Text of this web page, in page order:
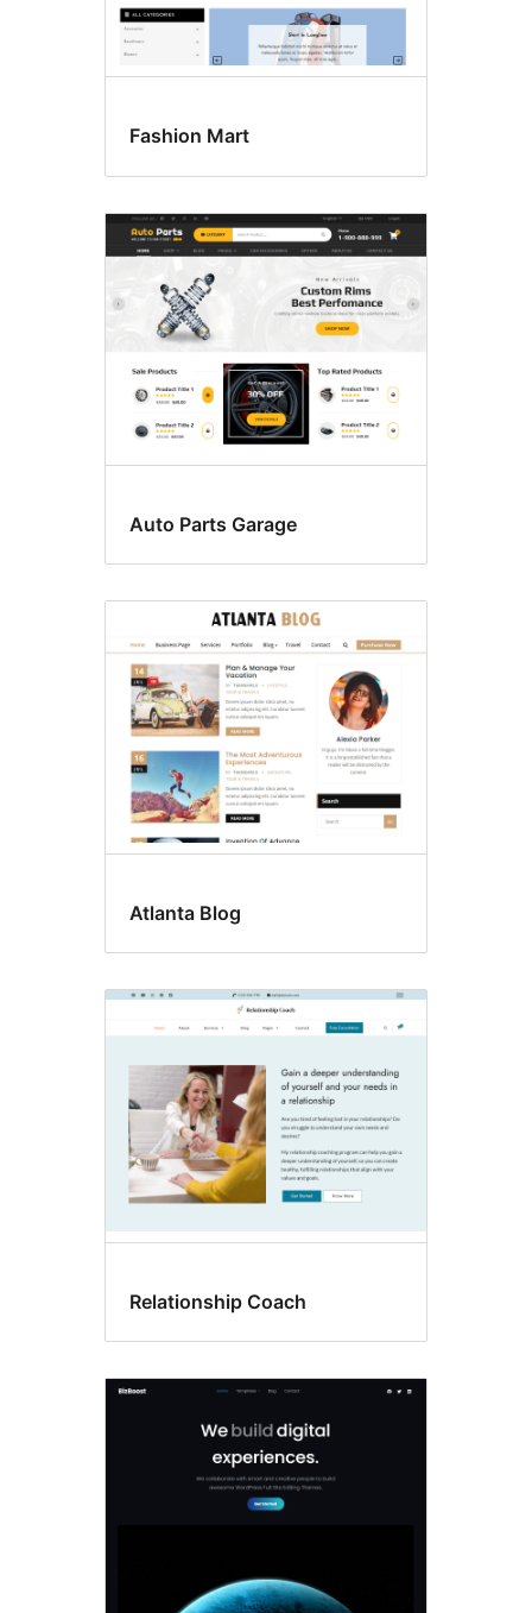
Fashion Mart
Auto Parts Garage
Atlanta Blog
Relationship Coach